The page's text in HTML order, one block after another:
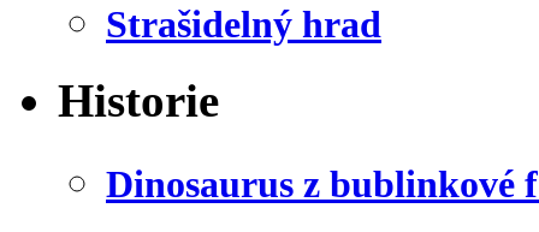
Strašidelný hrad
Historie
Dinosaurus z bublinkové